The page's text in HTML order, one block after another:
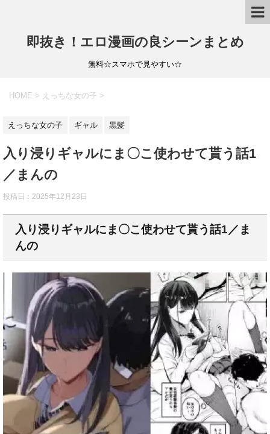
即抜き！エロ漫画の良シーンまとめ
無料☆スマホで見やすい☆
HOME > えっちな女の子 >
えっちな女の子 ギャル 黒髪
入り浸りギャルにま〇こ使わせて貰う話1
／まんの
投稿日： 2025年12月23日
入り浸りギャルにま〇こ使わせて貰う話1／ま
んの